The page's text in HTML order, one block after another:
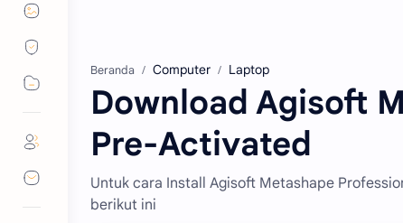
Beranda Computer Laptop
Download Agisoft
Pre-Activated
Untuk cara Install Agisoft Metashape
berikut ini